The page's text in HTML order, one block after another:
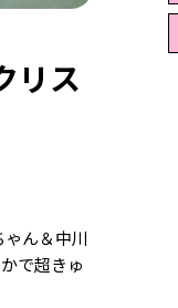
リス
ん＆中川
で超きゅ